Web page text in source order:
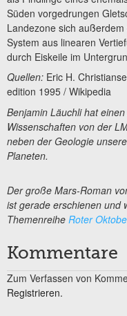
Süden vorgedrungen
Landezone sich
System aus linearen
durch Eiskeile im
Quellen: Eric H.
edition 1995 / Wikipedia
Benjamin Läuchli hat
Wissenschaften von der
neben der Geologie
Planeten.
Der große Mars-Roman
ist gerade erschienen und
Themenreihe Roter
Kommentare
Zum Verfassen von
Registrieren.